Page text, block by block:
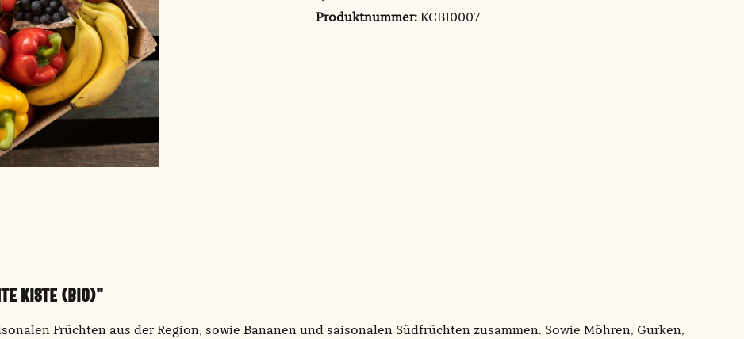
Produktnummer: KCB10007
KISTE (BIO)"
Früchten aus der Region, sowie Bananen und saisonalen Südfrüchten zusammen. Sowie Möhren, Gurken,